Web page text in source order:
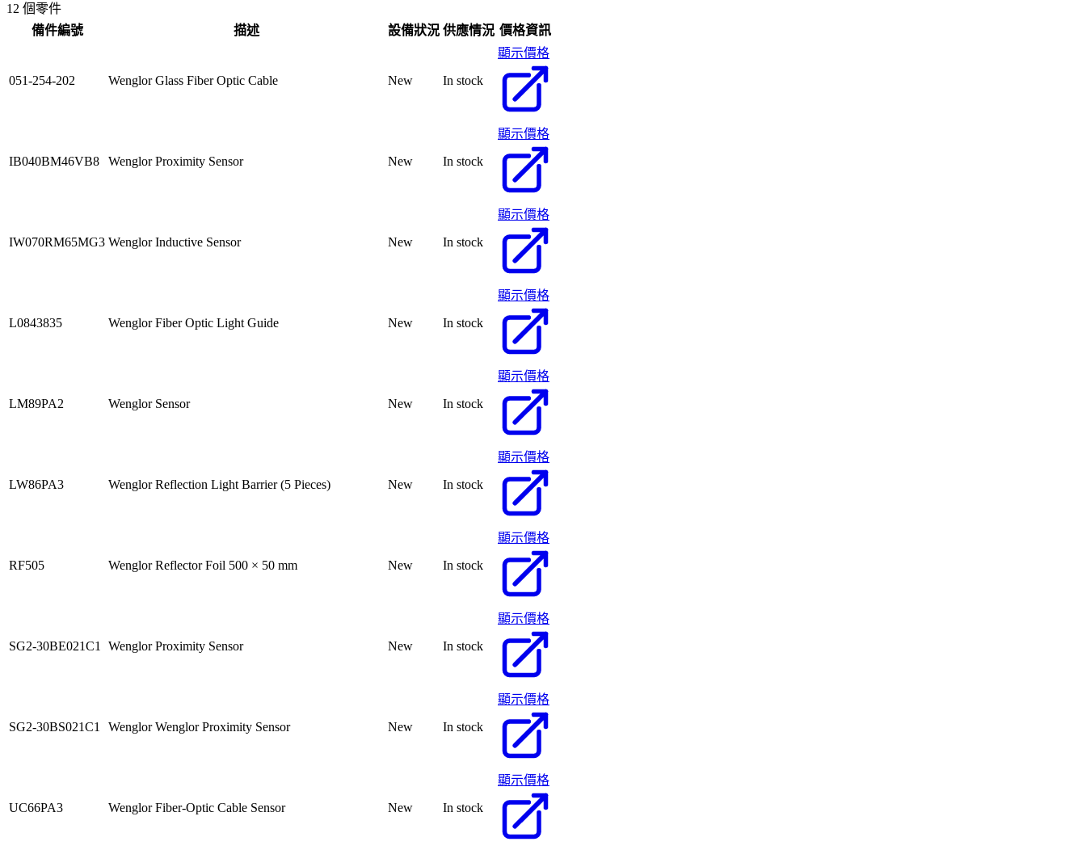
12 個零件
備件編號
描述 設備狀況 供應情況 價格資訊
051-254-202 Wenglor Glass Fiber Optic Cable New In stock
顯示價格
IB040BM46VB8 Wenglor Proximity Sensor New In stock
顯示價格
IW070RM65MG3 Wenglor Inductive Sensor New In stock
顯示價格
L0843835 Wenglor Fiber Optic Light Guide New In stock
顯示價格
LM89PA2 Wenglor Sensor New In stock
顯示價格
LW86PA3 Wenglor Reflection Light Barrier (5 Pieces) New In stock
顯示價格
RF505 Wenglor Reflector Foil 500 × 50 mm New In stock
顯示價格
SG2-30BE021C1 Wenglor Proximity Sensor New In stock
顯示價格
SG2-30BS021C1 Wenglor Wenglor Proximity Sensor New In stock
顯示價格
UC66PA3 Wenglor Fiber-Optic Cable Sensor New In stock
顯示價格